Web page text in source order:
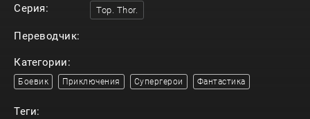
Серия: Тор. Thor.
Переводчик:
Категории:
Боевик Приключения Супергерои Фантастика
Теги: